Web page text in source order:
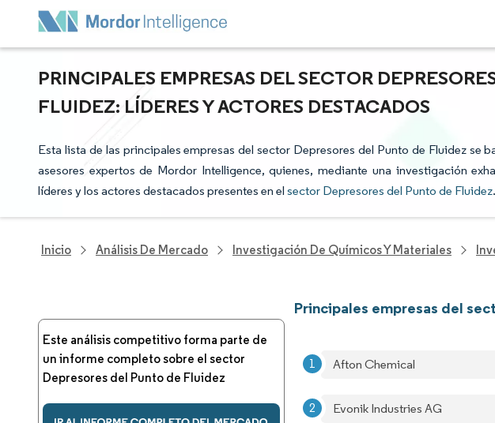
PRINCIPALES EMPRESAS DEL SECTOR
FLUIDEZ: LÍDERES Y ACTORES DESTACADOS
Esta lista de las principales empresas del sector Depresores del Punto de Fluidez se
asesores expertos de Mordor Intelligence, quienes, mediante una investigación
líderes y los actores destacados presentes en el sector Depresores del Punto de Fluidez.
Inicio Análisis De Mercado Investigación De Químicos Y Materiales
Este análisis competitivo forma parte de
un informe completo sobre el sector
Depresores del Punto de Fluidez
Principales empresas del
Afton Chemical
Evonik Industries AG